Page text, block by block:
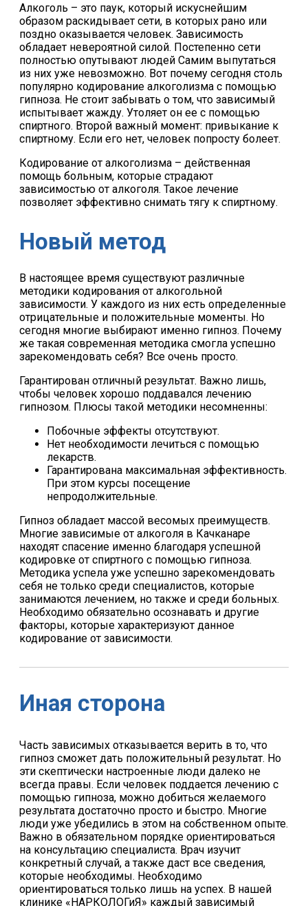
Алкоголь – это паук, который искуснейшим
образом раскидывает сети, в которых рано или
поздно оказывается человек. Зависимость
обладает невероятной силой. Постепенно сети
полностью опутывают людей Самим выпутаться
из них уже невозможно. Вот почему сегодня столь
популярно кодирование алкоголизма с помощью
гипноза. Не стоит забывать о том, что зависимый
испытывает жажду. Утоляет он ее с помощью
спиртного. Второй важный момент: привыкание к
спиртному. Если его нет, человек попросту болеет.
Кодирование от алкоголизма – действенная
помощь больным, которые страдают
зависимостью от алкоголя. Такое лечение
позволяет эффективно снимать тягу к спиртному.
Новый метод
В настоящее время существуют различные
методики кодирования от алкогольной
зависимости. У каждого из них есть определенные
отрицательные и положительные моменты. Но
сегодня многие выбирают именно гипноз. Почему
же такая современная методика смогла успешно
зарекомендовать себя? Все очень просто.
Гарантирован отличный результат. Важно лишь,
чтобы человек хорошо поддавался лечению
гипнозом. Плюсы такой методики несомненны:
Побочные эффекты отсутствуют.
Нет необходимости лечиться с помощью
лекарств.
Гарантирована максимальная эффективность.
При этом курсы посещение
непродолжительные.
Гипноз обладает массой весомых преимуществ.
Многие зависимые от алкоголя в Качканаре
находят спасение именно благодаря успешной
кодировке от спиртного с помощью гипноза.
Методика успела уже успешно зарекомендовать
себя не только среди специалистов, которые
занимаются лечением, но также и среди больных.
Необходимо обязательно осознавать и другие
факторы, которые характеризуют данное
кодирование от зависимости.
Иная сторона
Часть зависимых отказывается верить в то, что
гипноз сможет дать положительный результат. Но
эти скептически настроенные люди далеко не
всегда правы. Если человек поддается лечению с
помощью гипноза, можно добиться желаемого
результата достаточно просто и быстро. Многие
люди уже убедились в этом на собственном опыте.
Важно в обязательном порядке ориентироваться
на консультацию специалиста. Врач изучит
конкретный случай, а также даст все сведения,
которые необходимы. Необходимо
ориентироваться только лишь на успех. В нашей
клинике «НАРКОЛОГиЯ» каждый зависимый